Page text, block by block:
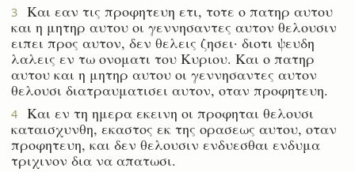
3
Και εαν τις προφητευη ετι, τοτε ο πατηρ αυτου
και η μητηρ αυτου οι γεννησαντες αυτον θελουσιν
ειπει προς αυτον, δεν θελεις ζησει· διοτι ψευδη
λαλεις εν τω ονοματι του Κυριου. Και ο πατηρ
αυτου και η μητηρ αυτου οι γεννησαντες αυτον
θελουσι διατραυματισει αυτον, οταν προφητευη.
4
Και εν τη ημερα εκεινη οι προφηται θελουσι
καταισχυνθη, εκαστος εκ της ορασεως αυτου, οταν
προφητευη, και δεν θελουσιν ενδυεσθαι ενδυμα
τριχινον δια να απατωσι.